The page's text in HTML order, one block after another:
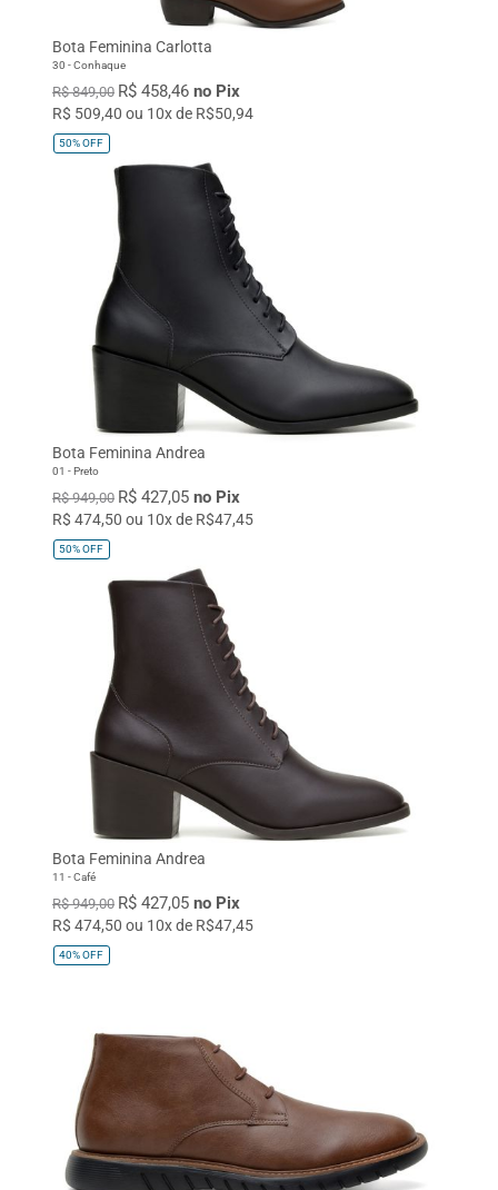
Bota Feminina Carlotta
30 - Conhaque
R$ 849,00 R$ 458,46 no Pix
R$ 509,40 ou 10x de R$50,94
50%OFF
Bota Feminina Andrea
01 - Preto
R$ 949,00 R$ 427,05 no Pix
R$ 474,50 ou 10x de R$47,45
50%OFF
Bota Feminina Andrea
11 - Café
R$ 949,00 R$ 427,05 no Pix
R$ 474,50 ou 10x de R$47,45
40%OFF